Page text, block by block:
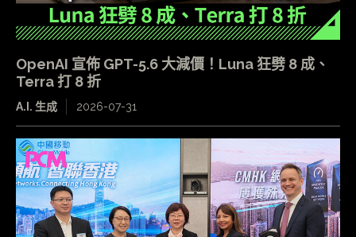
OpenAI 宣佈 GPT-5.6 大減價！Luna 狂劈 8 成、
Terra 打 8 折
A.I. 生成 2026-07-31